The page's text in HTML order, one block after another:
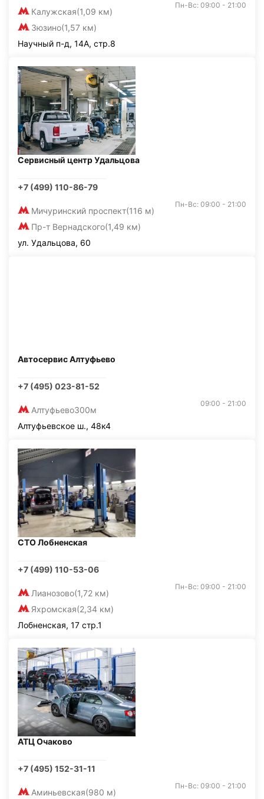
Калужская(1,09 км)
Зюзино(1,57 км)
Пн-Вс: 09:00 - 21:00
Научный п-д, 14А, стр.8
Сервисный центр Удальцова
+7 (499) 110-86-79
Мичуринский проспект(116 м)
Пр-т Вернадского(1,49 км)
Пн-Вс: 09:00 - 21:00
ул. Удальцова, 60
Автосервис Алтуфьево
+7 (495) 023-81-52
Алтуфьево300м
09:00 - 21:00
Алтуфьевское ш., 48к4
СТО Лобненская
+7 (499) 110-53-06
Лианозово(1,72 км)
Яхромская(2,34 км)
Пн-Вс: 09:00 - 21:00
Лобненская, 17 стр.1
АТЦ Очаково
+7 (495) 152-31-11
Аминьевская(980 м)
Пн-Вс: 09:00 - 21:00